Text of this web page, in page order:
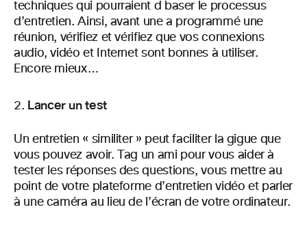
techniques qui pourraient d baser le processus
d’entretien. Ainsi, avant une a programmé une
réunion, vérifiez et vérifiez que vos connexions
audio, vidéo et Internet sont bonnes à utiliser.
Encore mieux…
Lancer un test
Un entretien « similiter » peut faciliter la gigue que
vous pouvez avoir. Tag un ami pour vous aider à
tester les réponses des questions, vous mettre au
point de votre plateforme d’entretien vidéo et parler
à une caméra au lieu de l’écran de votre ordinateur.